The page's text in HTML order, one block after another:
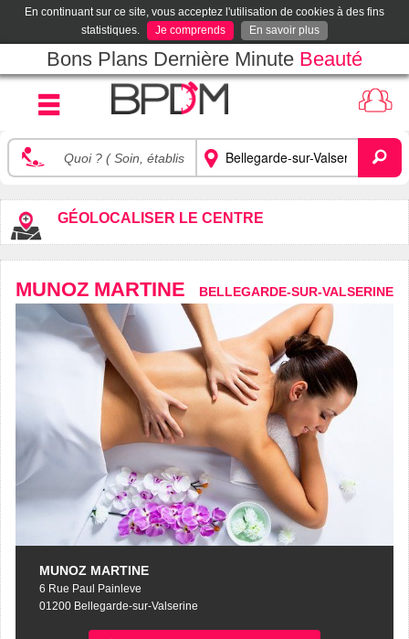
En continuant sur ce site, vous acceptez l'utilisation de cookies à des fins
statistiques.
Je comprends En savoir plus
Bons Plans Dernière Minute Beauté
GÉOLOCALISER LE CENTRE
MUNOZ MARTINE BELLEGARDE-SUR-VALSERINE
MUNOZ MARTINE
6 Rue Paul Painleve
01200 Bellegarde-sur-Valserine